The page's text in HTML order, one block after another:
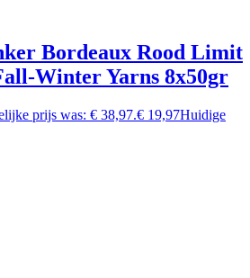
Bordeaux Rood Limit
Winter Yarns 8x50gr
prijs was: € 38,97.€ 19,97Huidige